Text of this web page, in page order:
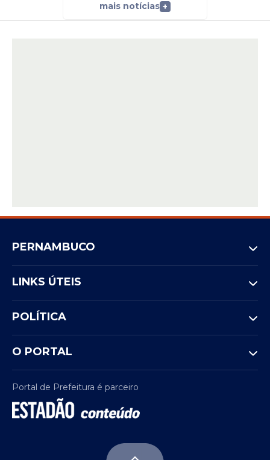
mais notícias +
PERNAMBUCO
LINKS ÚTEIS
POLÍTICA
O PORTAL
Portal de Prefeitura é parceiro